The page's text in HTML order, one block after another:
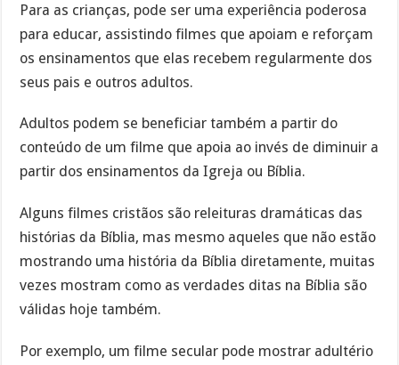
Para as crianças, pode ser uma experiência poderosa
para educar, assistindo filmes que apoiam e reforçam
os ensinamentos que elas recebem regularmente dos
seus pais e outros adultos.
Adultos podem se beneficiar também a partir do
conteúdo de um filme que apoia ao invés de diminuir a
partir dos ensinamentos da Igreja ou Bíblia.
Alguns filmes cristãos são releituras dramáticas das
histórias da Bíblia, mas mesmo aqueles que não estão
mostrando uma história da Bíblia diretamente, muitas
vezes mostram como as verdades ditas na Bíblia são
válidas hoje também.
Por exemplo, um filme secular pode mostrar adultério